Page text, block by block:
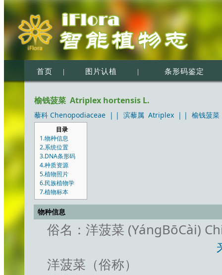
首页 | 图片认植 | 条形码鉴定
榆钱菠菜 Atriplex hortensis L.
藜科 Chenopodiaceae | | 滨藜属 Atriplex | | 榆钱菠
目录
1.物种信息
2.系统位置
3.DNA条形码
4.种质资源
5.植物照片
6.民族植物学
7.植物标本
物种信息
俗名：洋菠菜 (YángBōCài)
洋菠菜（俗称）